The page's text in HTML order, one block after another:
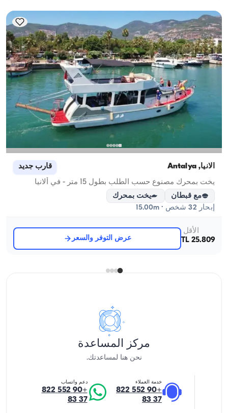
ألانيا, Antalya قارب جديد
يخت بمحرك مصنوع حسب الطلب بطول 15 متر - في ألانيا
مع قبطان
يخت بمحرك
إبحار 32 شخص · 15.00m
الأقل
25.809 TL
عرض التوفر والسعر
مركز المساعدة
نحن هنا لمساعدتك.
خدمة العملاء
+90 552 822
37 83
دعم واتساب
+90 552 822
37 83